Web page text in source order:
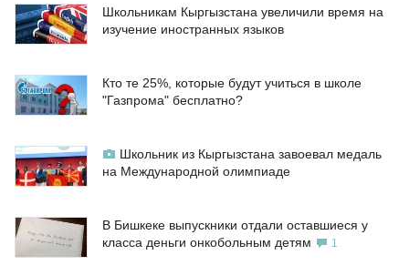
Школьникам Кыргызстана увеличили время на
изучение иностранных языков
Кто те 25%, которые будут учиться в школе
"Газпрома" бесплатно?
Школьник из Кыргызстана завоевал медаль
на Международной олимпиаде
В Бишкеке выпускники отдали оставшиеся у
класса деньги онкобольным детям
1